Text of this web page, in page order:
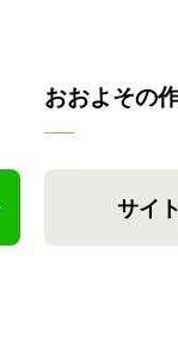
おおよその
サイ